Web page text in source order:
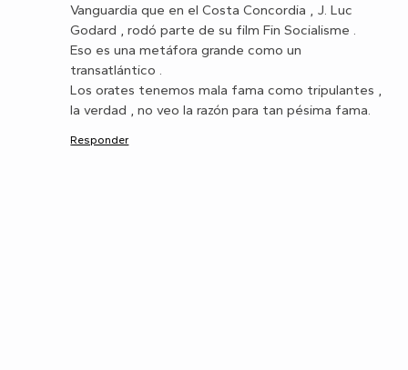
Vanguardia que en el Costa Concordia , J. Luc
Godard , rodó parte de su film Fin Socialisme .
Eso es una metáfora grande como un
transatlántico .
Los orates tenemos mala fama como tripulantes ,
la verdad , no veo la razón para tan pésima fama.
Responder